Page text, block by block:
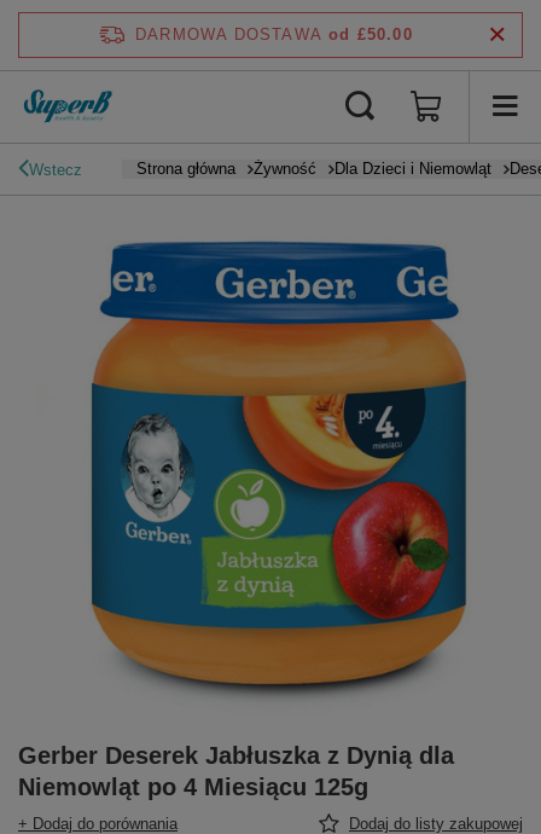
DARMOWA DOSTAWA od £50.00
Wstecz Strona główna Żywność Dla Dzieci i Niemowląt
Gerber Deserek Jabłuszka z Dynią dla
Niemowląt po 4 Miesiącu 125g
+ Dodaj do porównania Dodaj do listy zakupowej